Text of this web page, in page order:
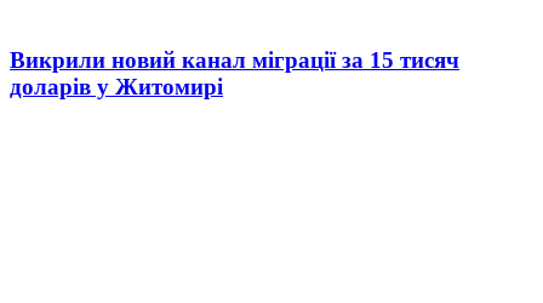
Викрили новий канал міграції за 15 тисяч
доларів у Житомирі